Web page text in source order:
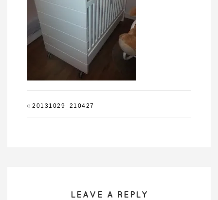
« 20131029_210427
LEAVE A REPLY